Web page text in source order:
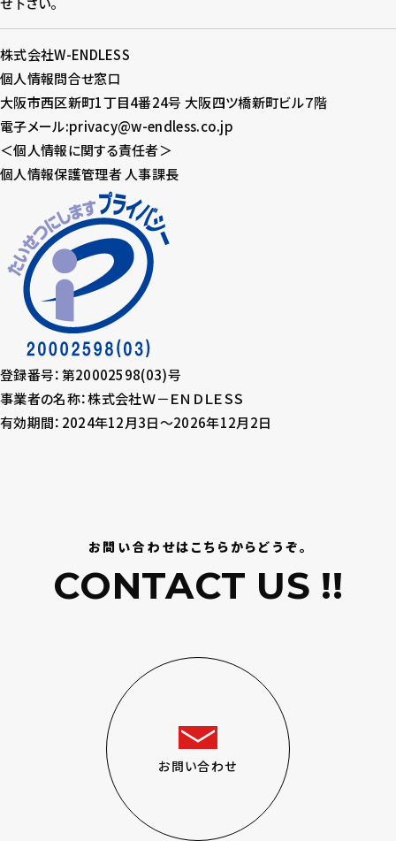
株式会社W-ENDLESS
個人情報問合せ窓口
大阪市西区新町1丁目4番24号 大阪四ツ橋新町ビル７階
電子メール:privacy@w-endless.co.jp
＜個人情報に関する責任者＞
個人情報保護管理者 人事課長
登録番号：第20002598(03)号
事業者の名称：株式会社Ｗ－ＥＮＤＬＥＳＳ
有効期間：2024年12月3日～2026年12月2日
お問い合わせはこちらからどうぞ。
CONTACT US !!
お問い合わせ